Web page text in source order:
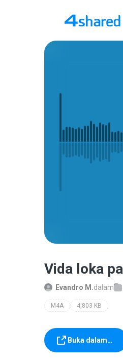
Vida loka
Evandro M.dalam
M4A 4,803 KB
Buka dalam…